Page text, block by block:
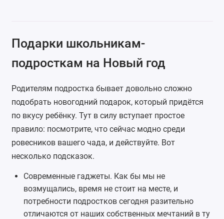
Подарки школьникам-
подросткам на Новый год
Родителям подростка бывает довольно сложно
подобрать новогодний подарок, который придётся
по вкусу ребёнку. Тут в силу вступает простое
правило: посмотрите, что сейчас модно среди
ровесников вашего чада, и действуйте. Вот
несколько подсказок.
Современные гаджеты. Как бы мы не
возмущались, время не стоит на месте, и
потребности подростков сегодня разительно
отличаются от наших собственных мечтаний в ту